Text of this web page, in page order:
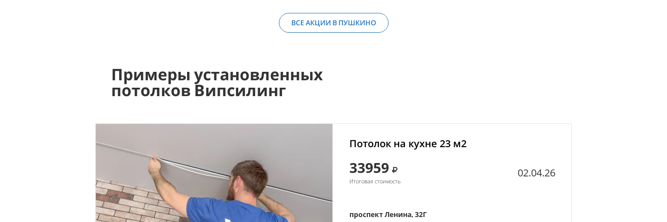
ВСЕ АКЦИИ В ПУШКИНО
Примеры установленных
потолков Випсилинг
Потолок на кухне 23 м2
33959
Итоговая стоимость
02.04.26
проспект Ленина, 32Г